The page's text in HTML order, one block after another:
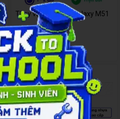
Thay vỏ Samsung Galaxy M51
380.000đ 410.000đ